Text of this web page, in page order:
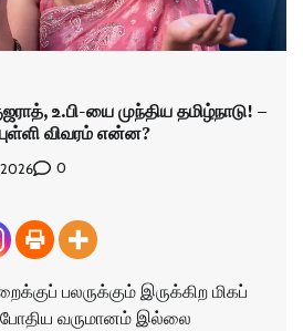
உ.பி-யை முந்திய தமிழ்நாடு! –
விவரம் என்ன?
2026 0
பலருக்கும் இருக்கிற மிகப்
போதிய வருமானம் இல்லை